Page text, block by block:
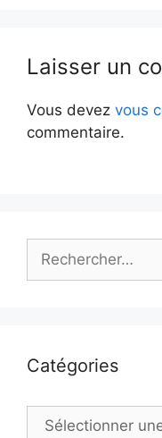
Laisser un
Vous devez vous
commentaire.
Catégories
Catégories